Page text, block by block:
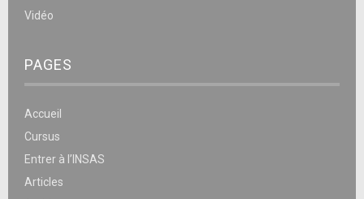
Vidéo
PAGES
Accueil
Cursus
Entrer à l’INSAS
Articles